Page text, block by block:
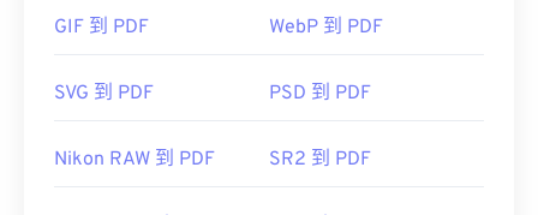
大多數網頁瀏覽器，如 Chrome 和 Firefox，都能直
開啟 PDF 檔案非常方便。如果你想要更高級的功
GIF 到 PDF WebP 到 PDF
SVG 到 PDF PSD 到 PDF
Nikon RAW 到 PDF SR2 到 PDF